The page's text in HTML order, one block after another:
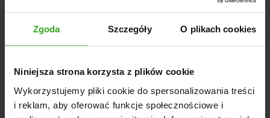
Zgoda Szczegóły O plikach cookies
Niniejsza strona korzysta z plików cookie
Wykorzystujemy pliki cookie do spersonalizowania treści
i reklam, aby oferować funkcje społecznościowe i
lokalne
śniegiem, umożliwiając szybkie i efektywne odśnieżanie.
DANE TECHNICZNE
Szerokość robocza: 1,5 m